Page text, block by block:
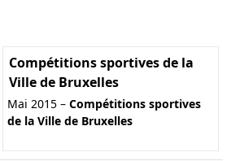
Compétitions sportives de la
Ville de Bruxelles
Mai 2015 – Compétitions sportives
de la Ville de Bruxelles